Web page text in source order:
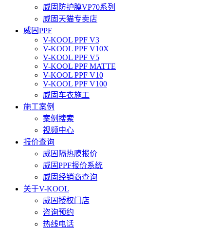
威固防护膜VP70系列
威固天猫专卖店
威固PPF
V-KOOL PPF V3
V-KOOL PPF V10X
V-KOOL PPF V5
V-KOOL PPF MATTE
V-KOOL PPF V10
V-KOOL PPF V100
威固车衣施工
施工案例
案例搜索
视频中心
报价查询
威固隔热膜报价
威固PPF报价系统
威固经销商查询
关于V-KOOL
威固授权门店
咨询预约
热线电话